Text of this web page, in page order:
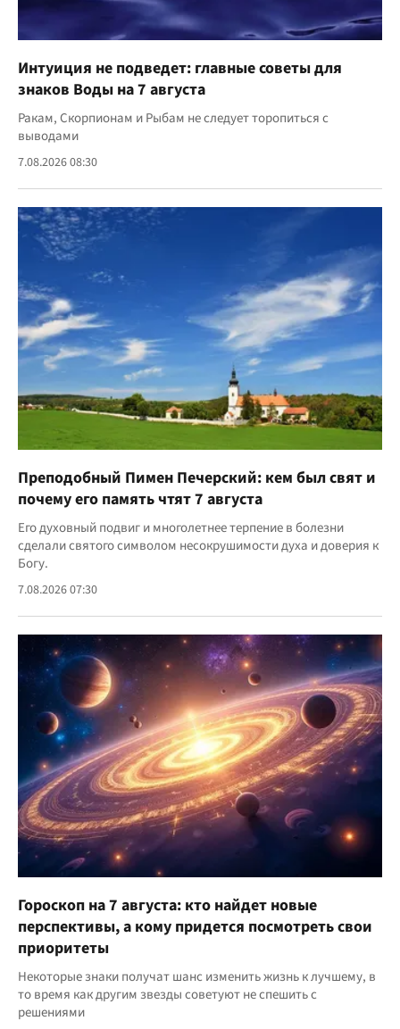
Интуиция не подведет: главные советы для
знаков Воды на 7 августа
Ракам, Скорпионам и Рыбам не следует торопиться с
выводами
7.08.2026 08:30
Преподобный Пимен Печерский: кем был свят и
почему его память чтят 7 августа
Его духовный подвиг и многолетнее терпение в болезни
сделали святого символом несокрушимости духа и доверия к
Богу.
7.08.2026 07:30
Гороскоп на 7 августа: кто найдет новые
перспективы, а кому придется посмотреть свои
приоритеты
Некоторые знаки получат шанс изменить жизнь к лучшему, в
то время как другим звезды советуют не спешить с
решениями